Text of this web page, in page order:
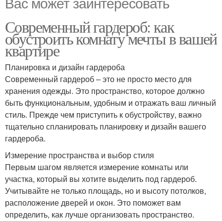
Современный гардероб: как
обустроить комнату мечты в вашей
квартире
Планировка и дизайн гардероба
Современный гардероб – это не просто место для
хранения одежды. Это пространство, которое должно
быть функциональным, удобным и отражать ваш личный
стиль. Прежде чем приступить к обустройству, важно
тщательно спланировать планировку и дизайн вашего
гардероба.
Измерение пространства и выбор стиля
Первым шагом является измерение комнаты или
участка, который вы хотите выделить под гардероб.
Учитывайте не только площадь, но и высоту потолков,
расположение дверей и окон. Это поможет вам
определить, как лучше организовать пространство.